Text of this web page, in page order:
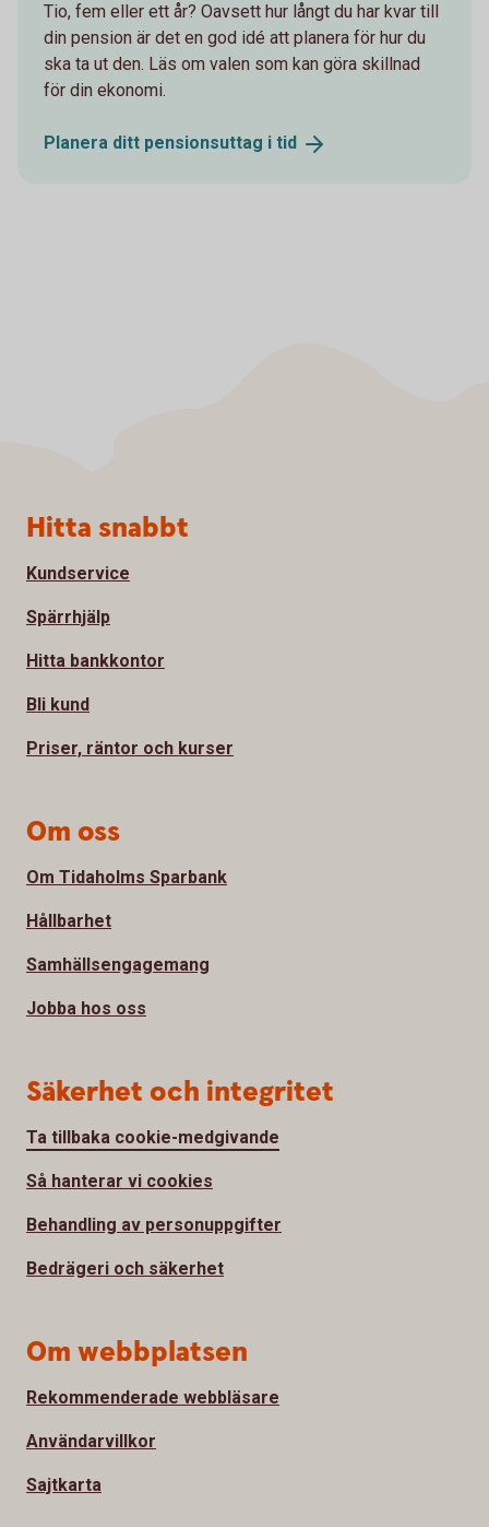
Tio, fem eller ett år? Oavsett hur långt du har kvar till
din pension är det en god idé att planera för hur du
ska ta ut den. Läs om valen som kan göra skillnad
för din ekonomi.
Planera ditt pensionsuttag i tid
Sidfot
Hitta snabbt
Kundservice
Spärrhjälp
Hitta bankkontor
Bli kund
Priser, räntor och kurser
Om oss
Om Tidaholms Sparbank
Hållbarhet
Samhällsengagemang
Jobba hos oss
Säkerhet och integritet
Ta tillbaka cookie-medgivande
Så hanterar vi cookies
Behandling av personuppgifter
Bedrägeri och säkerhet
Om webbplatsen
Rekommenderade webbläsare
Användarvillkor
Sajtkarta